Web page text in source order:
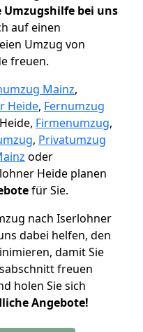
Umzugshilfe bei uns
auf einen
Umzug von
freuen.
Mainz,
Heide, Fernumzug
Firmenumzug,
, Privatumzug
oder
Heide planen
für Sie.
nach Iserlohner
dabei helfen, den
damit Sie
freuen
holen Sie sich
Angebote!